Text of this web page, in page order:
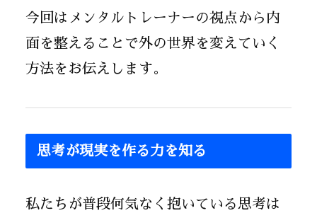
今回はメンタルトレーナーの視点から内
面を整えることで外の世界を変えていく
方法をお伝えします。
思考が現実を作る力を知る
私たちが普段何気なく抱いている思考は